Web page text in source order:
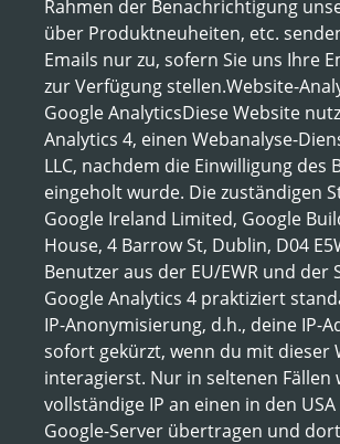
Rahmen der Benachrichtigung
über Produktneuheiten, etc.
Emails nur zu, sofern Sie uns Ihre
zur Verfügung stellen.Website-
Google AnalyticsDiese Website
Analytics 4, einen Webanalyse-
LLC, nachdem die Einwilligung des
eingeholt wurde. Die zuständigen
Google Ireland Limited, Google
House, 4 Barrow St, Dublin, D04
Benutzer aus der EU/EWR und der
Google Analytics 4 praktiziert
IP-Anonymisierung, d.h., deine IP-
sofort gekürzt, wenn du mit dieser
interagierst. Nur in seltenen Fällen
vollständige IP an einen in den
Google-Server übertragen und